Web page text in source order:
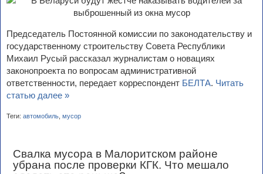
Председатель Постоянной комиссии по законодательству и
государственному строительству Совета Республики
Михаил Русый рассказал журналистам о новациях
законопроекта по вопросам административной
ответственности, передает корреспондент БЕЛТА. Читать
статью далее »
Теги: автомобиль мусор
Свалка мусора в Малоритском районе
убрана после проверки КГК. Что мешало